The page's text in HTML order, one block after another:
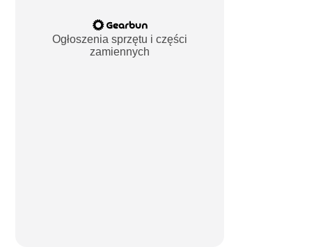
Ogłoszenia sprzętu i części
zamiennych